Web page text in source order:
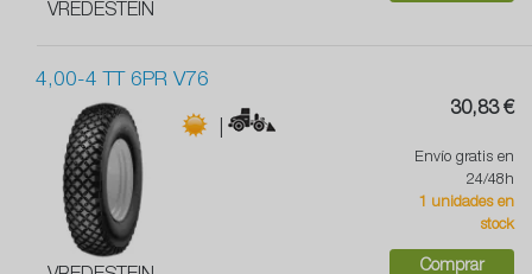
VREDESTEIN
4,00-4 TT 6PR V76
|
30,83 €
Envío gratis en
24/48h
1 unidades en
stock
Comprar